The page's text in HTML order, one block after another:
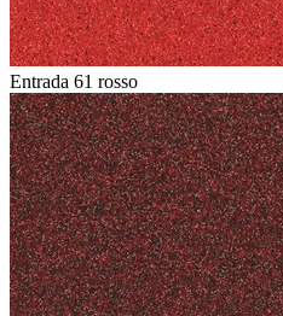
Entrada 61 rosso